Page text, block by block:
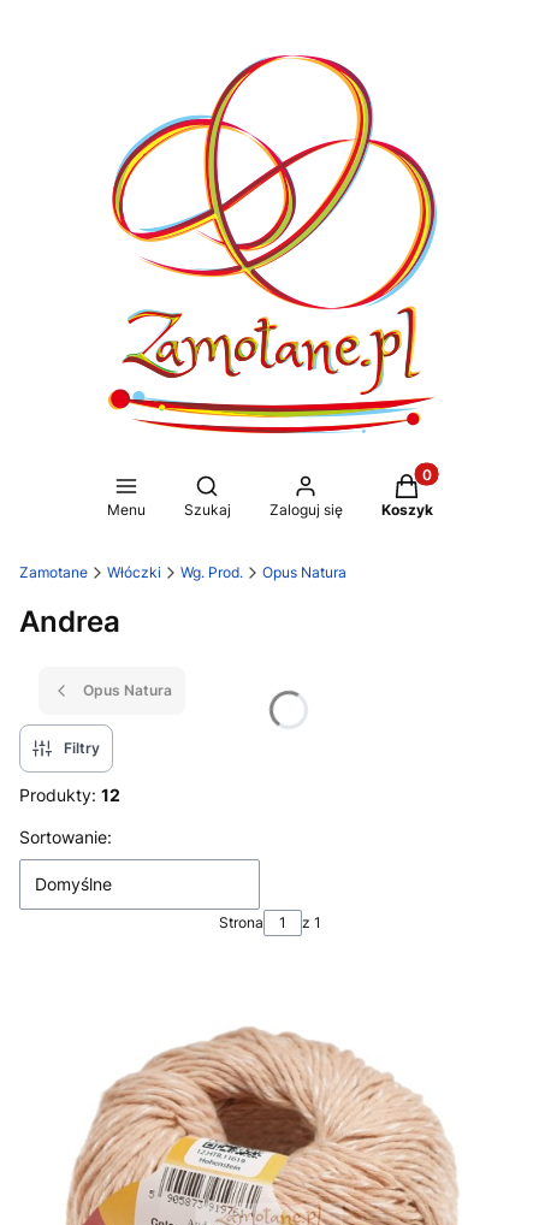
Menu
Otwórz wyszukiwarkę
Szukaj Zaloguj się
Produkty w
Koszyk
Zamotane Włóczki Wg. Prod. Opus Natura
Andrea
Opus Natura
Filtry
Produkty: 12
Lista produktów
Sortowanie:
Domyślne
Strona z 1